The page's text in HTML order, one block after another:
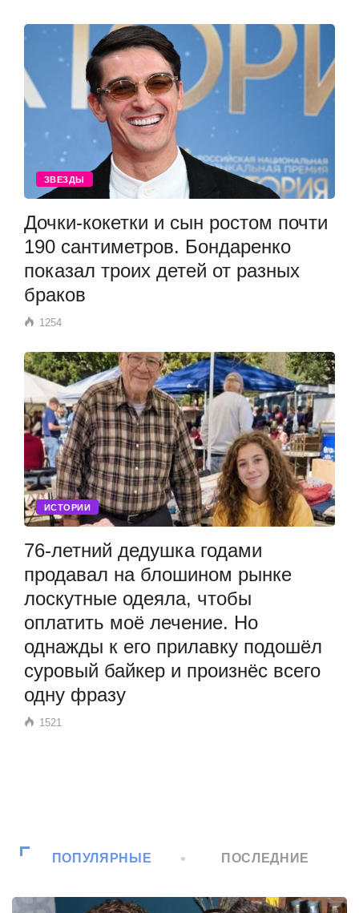
ЗВЕЗДЫ
Дочки-кокетки и сын ростом почти
190 сантиметров. Бондаренко
показал троих детей от разных
браков
1254
ИСТОРИИ
76-летний дедушка годами
продавал на блошином рынке
лоскутные одеяла, чтобы
оплатить моё лечение. Но
однажды к его прилавку подошёл
суровый байкер и произнёс всего
одну фразу
1521
ПОПУЛЯРНЫЕ ПОСЛЕДНИЕ